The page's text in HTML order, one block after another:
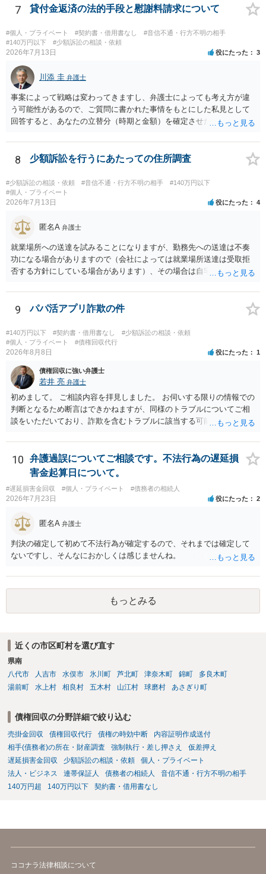
法的には「当事者の合理的意思」がどこにあるのかを追求した解決が
必要になると思われます。なかなか難しい問題なので、弁護士によっ
ても回答は異なるかもしれません。
りますが、携帯電話の番号を経由する方法より難しくなります。 身元
を特定した後は、返金の理屈があるかどうかを確認していきます。 基
本的に贈与に該当する場合には返金請求ができません。 詐欺を含め、
当方に返金の理屈があるかどうかを確認していきます。 さらに、渡し
た金額について、裏付けがあるかどうかも精査します。 上記を経て、
身元の特定、返金の理屈があると判断できるのであれば、まずは交渉
からスタートすることになるでしょう。 ご理解のとおり、詐欺である
ことの立証は簡単ではありません。 刑事事件化が出来るのであれば、
返金交渉で有利になる可能性がありますが、民事上の詐欺の立証以上
に難しいところがあります。 こちらについては、一度、最寄りの警察
署に被害相談をするようにしてください。 具体的な見通しに関して
7 貸付金返済の法的手段と慰謝料請求について
#個人・プライベート #契約書・借用書なし
#音信不通・行方不明の相手
#140万円以下
#少額訴訟の相談・依頼
2026年7月13日 役にたった 3
川添 圭 弁護士
事案によって戦略は変わってきますし、弁護士によっても考え方が違
う可能性があるので、ご質問に書かれた事情をもとにした私見として
回答すると、あなたの立替分（時期と金額）を確定させた上で、淡々
と、もし異議申立てがなされる可能性が高そうであれば時間の浪費
（通常訴訟へ移行する日数分空転する）になりますし、支払督促及び
その異議後の通常訴訟は相手方の住所地が管轄裁判所になるため（特
に相手方が遠方である場合は）対応が面倒な場合があるからです。相
手方の主張については、和解で減額を考慮すればよいと思います。 な
お、残念ながら、「連絡も返ってこず、返済の目処も立たずで精神的
せん。
8 少額訴訟を行うにあたっての住所調査
#少額訴訟の相談・依頼 #音信不通・行方不明の相手
#140万円以下
#個人・プライベート
2026年7月13日 役にたった 4
匿名A 弁護士
就業場所への送達を試みることになりますが、勤務先への送達は不奏
功になる場合がありますので（会社によっては就業場所送達は受取拒
否する方針にしている場合があります）、その場合は自宅の住所調査
9 パパ活アプリ詐欺の件
#140万円以下 #契約書・借用書なし
#少額訴訟の相談・依頼
#個人・プライベート
#債権回収代行
2026年8月8日 役にたった 1
債権回収に強い弁護士
若井 亮 弁護士
初めまして。 ご相談内容を拝見しました。 お伺いする限りの情報での
判断となるため断言はできかねますが、同様のトラブルについてご相
談をいただいており、詐欺を含むトラブルに該当する可能性があるで
ります。 お金を渡した方法が現金手渡しではなく、指定口座への振込
であるならば、相手方の身元を特定できる可能性もあるでしょう。 い
ずれにせよ、まずは速やかに最寄りの警察署に被害相談に行くことを
お勧めします。
10
弁護過誤についてご相談です。不法行為の遅延損
害金起算日について。
#遅延損害金回収 #個人・プライベート #債務者の相続人
2026年7月23日 役にたった 2
匿名A 弁護士
判決の確定して初めて不法行為が確定するので、それまでは確定して
ないですし、そんなにおかしくは感じませんね。
もっとみる
近くの市区町村を選び直す
県南
八代市
人吉市 水俣市 氷川町 芦北町 津奈木町 錦町
多良木町
湯前町
水上村 相良村 五木村 山江村 球磨村 あさぎり町
債権回収の分野詳細で絞り込む
売掛金回収 債権回収代行 債権の時効中断
内容証明作成送付
相手(債務者)の所在・財産調査
強制執行・差し押さえ
仮差押え
遅延損害金回収
少額訴訟の相談・依頼
個人・プライベート
法人・ビジネス
連帯保証人 債務者の相続人
音信不通・行方不明の相手
140万円超
140万円以下 契約書・借用書なし
ココナラ法律相談について